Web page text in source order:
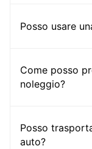
Posso usare
Come posso
noleggio?
Posso
auto?